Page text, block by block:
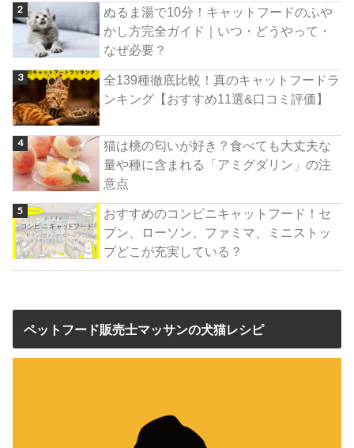
ぬるま湯で10分！キャットフードのふや
かし方完全ガイド｜いつ・どうやって・
なぜ必要？
全139種徹底比較！真のキャットフードラ
ンキング【おすすめ11選&口コミ評価】
猫は桃の匂いが好き？食べても大丈夫な
量や種に含まれる「アミグダリン」の注
意点
おすすめのコンビニキャットフード！セ
ブン、ローソン、ファミマ、ミニストッ
プどこが充実している？
ペットフード販売士マッサンの犬猫レシピ